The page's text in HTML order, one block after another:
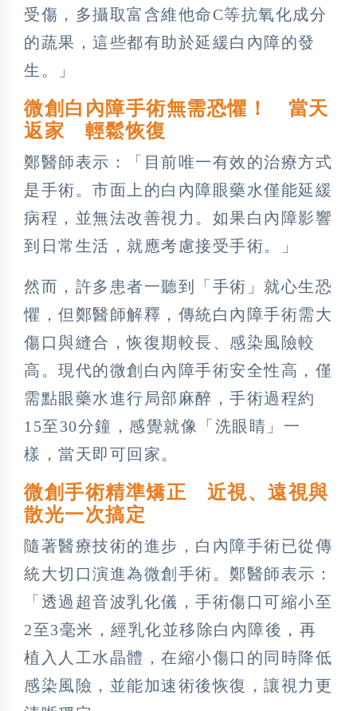
受傷，多攝取富含維他命C等抗氧化成分
的蔬果，這些都有助於延緩白內障的發
生。」
微創白內障手術無需恐懼！ 當天
返家 輕鬆恢復
鄭醫師表示：「目前唯一有效的治療方式
是手術。市面上的白內障眼藥水僅能延緩
病程，並無法改善視力。如果白內障影響
到日常生活，就應考慮接受手術。」
然而，許多患者一聽到「手術」就心生恐
懼，但鄭醫師解釋，傳統白內障手術需大
傷口與縫合，恢復期較長、感染風險較
高。現代的微創白內障手術安全性高，僅
需點眼藥水進行局部麻醉，手術過程約
15至30分鐘，感覺就像「洗眼睛」一
樣，當天即可回家。
微創手術精準矯正 近視、遠視與
散光一次搞定
隨著醫療技術的進步，白內障手術已從傳
統大切口演進為微創手術。鄭醫師表示：
「透過超音波乳化儀，手術傷口可縮小至
2至3毫米，經乳化並移除白內障後，再
植入人工水晶體，在縮小傷口的同時降低
感染風險，並能加速術後恢復，讓視力更